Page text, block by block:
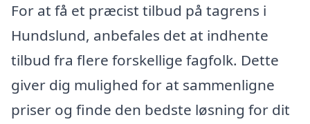
For at få et præcist tilbud på tagrens i
Hundslund, anbefales det at indhente
tilbud fra flere forskellige fagfolk. Dette
giver dig mulighed for at sammenligne
priser og finde den bedste løsning for dit